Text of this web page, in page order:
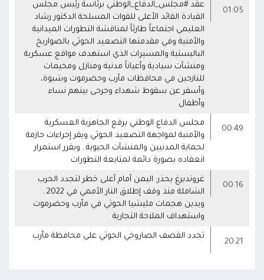
01:05
عقد #مجلس_الدفاع_الوطني برئاسة رئيس مجلس
القيادة القائد الأعلى للقوات المسلحة الدكتور رشاد
العليمي اجتماعاً طارئاً لمناقشة التطورات الميدانية
والأمنية وفي مقدمتها التصعيد الحوثي بالصواريخ
الباليستية والمسيرات الذي استهدف مواقع عسكرية
ومنشآت سيادية وأعياناً مدنية ومنازل ومخيمات
للنازحين في محافظات مأرب وحضرموت وشبوة،
وأسفر عن سقوط شهداء وجرحى بينهم نساء
وأطفال
00:49
مجلس الدفاع الوطني يرفع الجاهزية العسكرية
والأمنية لمواجهة التصعيد الحوثي ويقر إجراءات حازمة
لحماية المدنيين والمنشآت الحيوية.. ويقرر استمرار
انعقاده بصورة دائمة لمتابعة التطورات
00:16
غروندبرغ يحذر: اليمن أمام أعلى خطر لتجدد الحرب
الشاملة منذ وقف إطلاق النار الأممي في 2022..
ويدين هجمات مليشيا الحوثي في مأرب وحضرموت
واستهداف الملاحة التجارية
20:21
تجدد القصف الصاروخي الحوثي على محافظة مأرب